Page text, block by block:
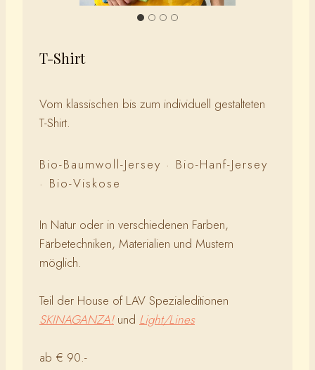
T-Shirt
Vom klassischen bis zum individuell gestalteten
T-Shirt.
Bio-Baumwoll-Jersey · Bio-Hanf-Jersey
· Bio-Viskose
In Natur oder in verschiedenen Farben,
Färbetechniken, Materialien und Mustern
möglich.
Teil der House of LAV Spezialeditionen
SKINAGANZA!und Light/Lines
ab € 90.-